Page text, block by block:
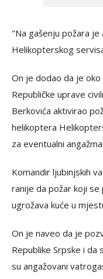
"Na gašenju požara
Helikopterskog
On je dodao da je
Republičke uprave
Berkovića aktivirao
helikoptera
za eventualni
Komandir ljubinjskih
ranije da požar koji
ugrožava kuće u
On je naveo da je
Republike Srpske i da
su angažovani